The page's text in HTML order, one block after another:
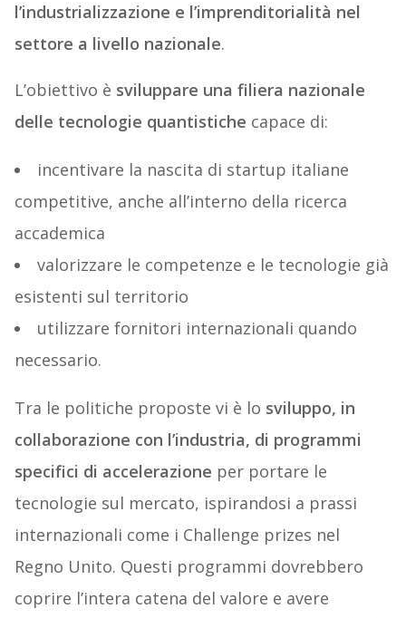
l’industrializzazione e l’imprenditorialità nel
settore a livello nazionale.
L’obiettivo è sviluppare una filiera nazionale
delle tecnologie quantistiche capace di:
incentivare la nascita di startup italiane
competitive, anche all’interno della ricerca
accademica
valorizzare le competenze e le tecnologie già
esistenti sul territorio
utilizzare fornitori internazionali quando
necessario.
Tra le politiche proposte vi è lo sviluppo, in
collaborazione con l’industria, di programmi
specifici di accelerazione per portare le
tecnologie sul mercato, ispirandosi a prassi
internazionali come i Challenge prizes nel
Regno Unito. Questi programmi dovrebbero
coprire l’intera catena del valore e avere